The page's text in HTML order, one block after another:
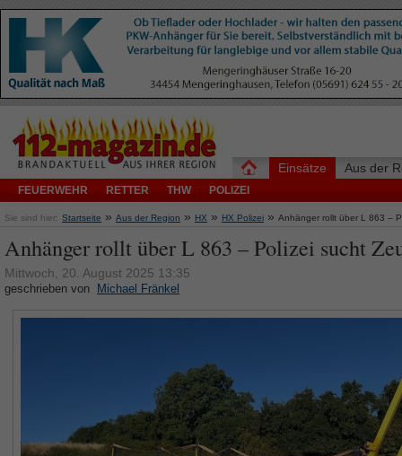
Einsätze
FEUERWEHR RETTER THW POLIZEI
Aus der
Sie sind hier: Startseite » Aus der Region » HX » HX Polizei » Anhänger rollt über L 863 –
Anhänger rollt über L 863 – Polizei sucht
Mittwoch, 20. August 2025 13:35
geschrieben von Michael Fränkel